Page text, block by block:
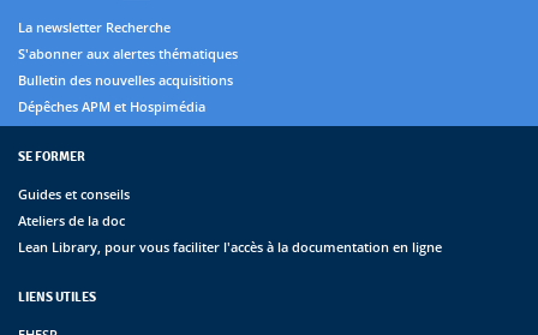
La newsletter Recherche
S'abonner aux alertes thématiques
Bulletin des nouvelles acquisitions
Dépêches APM et Hospimédia
SE FORMER
Guides et conseils
Ateliers de la doc
Lean Library, pour vous faciliter l'accès à la documentation en ligne
LIENS UTILES